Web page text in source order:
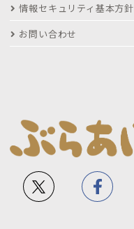
情報セキュリティ基本方針
お問い合わせ